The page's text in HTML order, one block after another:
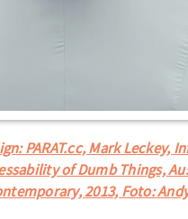
PARAT.cc, Mark Leckey,
of Dumb Things,
2013, Foto: